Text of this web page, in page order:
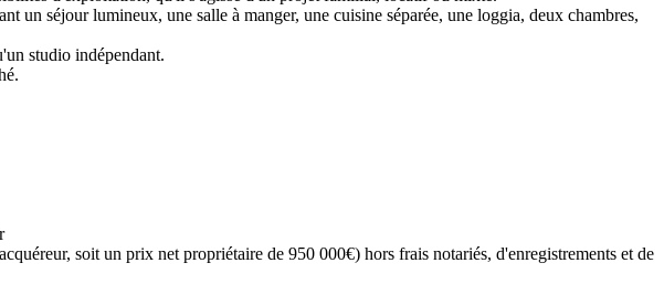
un séjour lumineux, une salle à manger, une cuisine séparée, une loggia, deux chambres,
studio indépendant.
soit un prix net propriétaire de 950 000€) hors frais notariés, d'enregistrements et de